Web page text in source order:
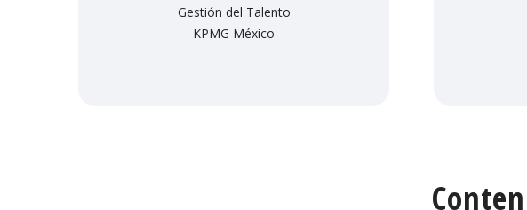
Gestión del Talento
KPMG México